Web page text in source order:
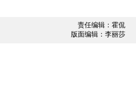
责任编辑：霍侃
版面编辑：李丽莎